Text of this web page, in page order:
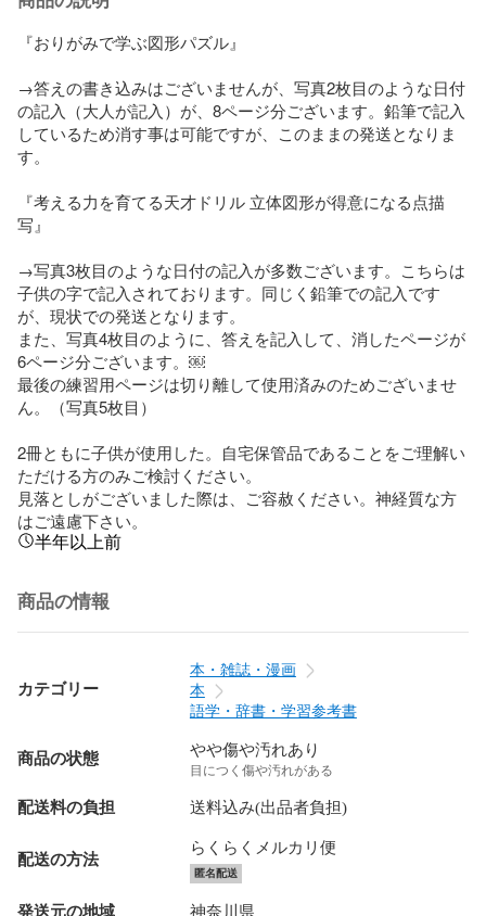
『おりがみで学ぶ図形パズル』
→答えの書き込みはございませんが、写真2枚目のような日付
の記入（大人が記入）が、8ページ分ございます。鉛筆で記入
しているため消す事は可能ですが、このままの発送となりま
す。
『考える力を育てる天才ドリル 立体図形が得意になる点描
写』
→写真3枚目のような日付の記入が多数ございます。こちらは
子供の字で記入されております。同じく鉛筆での記入です
が、現状での発送となります。
また、写真4枚目のように、答えを記入して、消したページが
6ページ分ございます。￼
最後の練習用ページは切り離して使用済みのためございませ
ん。（写真5枚目）
2冊ともに子供が使用した。自宅保管品であることをご理解い
ただける方のみご検討ください。
見落としがございました際は、ご容赦ください。神経質な方
はご遠慮下さい。
半年以上前
商品の情報
カテゴリー
本・雑誌・漫画
本
語学・辞書・学習参考書
商品の状態 やや傷や汚れあり
目につく傷や汚れがある
配送料の負担 送料込み(出品者負担)
配送の方法
らくらくメルカリ便
匿名配送
発送元の地域 神奈川県